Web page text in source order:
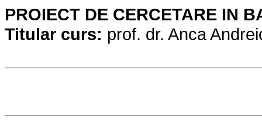
PROIECT DE CERCETARE IN
Titular curs: prof. dr. Anca